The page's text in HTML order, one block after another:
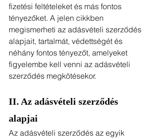
fizetési feltételeket és más fontos
tényezőket. A jelen cikkben
megismerheti az adásvételi szerződés
alapjait, tartalmát, védettségét és
néhány fontos tényezőt, amelyeket
figyelembe kell venni az adásvételi
szerződés megkötésekor.
II. Az adásvételi szerződés
alapjai
Az adásvételi szerződés az egyik